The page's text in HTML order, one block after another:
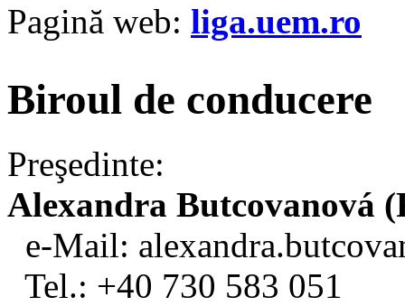
Pagină web: liga.uem.ro
Biroul de conducere
Preşedinte:
Alexandra Butcovanová
e-Mail:
Tel.: +40 730 583 051